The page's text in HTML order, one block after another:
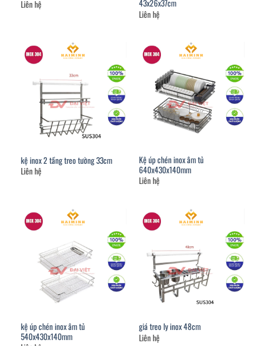
Liên hệ
43x26x37cm
Liên hệ
kệ inox 2 tầng treo tường 33cm
Liên hệ
Kệ úp chén inox âm tủ
640x430x140mm
Liên hệ
kệ úp chén inox âm tủ
540x430x140mm
giá treo ly inox 48cm
Liên hệ